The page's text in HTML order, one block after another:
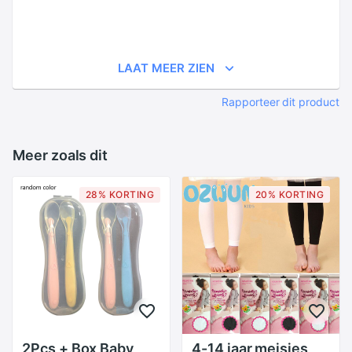
LAAT MEER ZIEN
Rapporteer dit product
Meer zoals dit
28% KORTING
2Pcs + Box Baby
20% KORTING
4-14 jaar meisjes